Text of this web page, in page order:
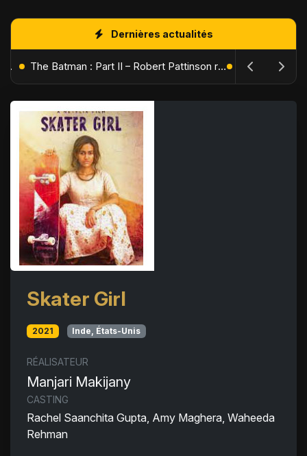
Dernières actualités
L'Âge de Glace : Le Réveil du Volcan – Manny, Sid et Diego de retour pour une aventure explosive The Batman : Part II – Robert Pattinson replonge dans les ténèbres de Gotham dès octobre 2027
Skater Girl
2021 Inde, États-Unis
RÉALISATEUR
Manjari Makijany
CASTING
Rachel Saanchita Gupta, Amy Maghera, Waheeda
Rehman